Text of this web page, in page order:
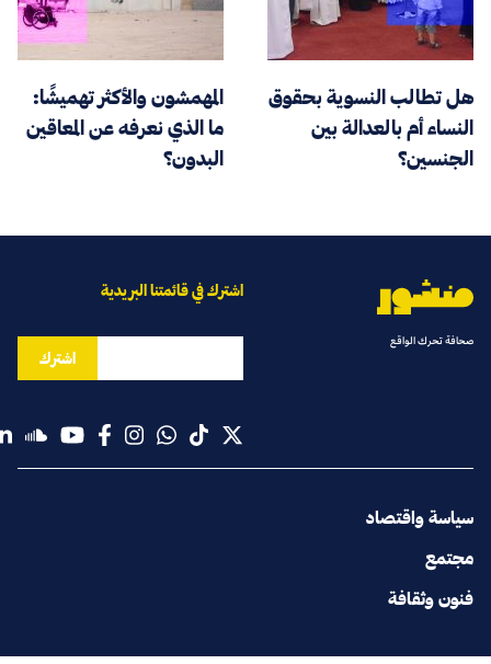
هل تطالب النسوية بحقوق
النساء أم بالعدالة بين
الجنسين؟
المهمشون والأكثر تهميشًا:
ما الذي نعرفه عن المعاقين
البدون؟
صحافة تحرك الواقع
سياسة واقتصاد
مجتمع
فنون وثقافة
اشترك في قائمتنا البريدية
اشترك